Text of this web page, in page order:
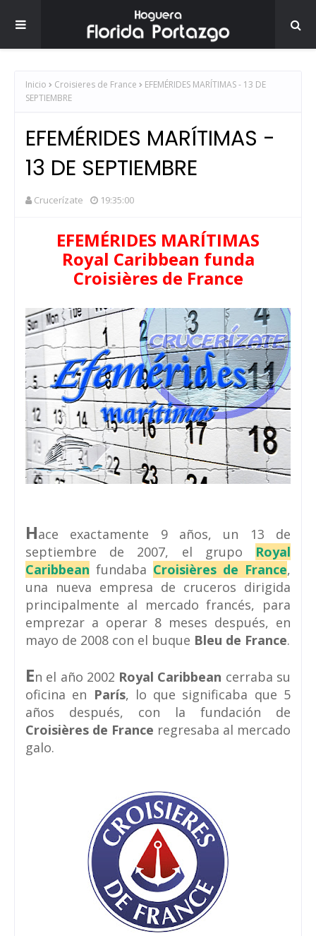
Inicio Croisieres de France
EFEMÉRIDES MARÍTIMAS - 13 DE
SEPTIEMBRE
EFEMÉRIDES MARÍTIMAS -
13 DE SEPTIEMBRE
Crucerízate 19:35:00
EFEMÉRIDES MARÍTIMAS
Royal Caribbean funda
Croisières de France
Hace exactamente 9 años, un 13 de
septiembre de 2007, el grupo Royal
Caribbean fundaba Croisières de France,
una nueva empresa de cruceros dirigida
principalmente al mercado francés, para
emprezar a operar 8 meses después, en
mayo de 2008 con el buque Bleu de France.
En el año 2002 Royal Caribbean cerraba su
oficina en París, lo que significaba que 5
años después, con la fundación de
Croisières de France regresaba al mercado
galo.